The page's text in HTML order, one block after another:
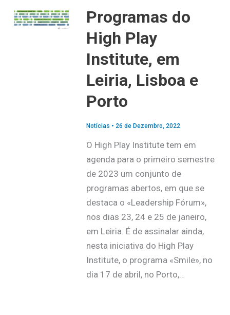
Programas do
High Play
Institute, em
Leiria, Lisboa e
Porto
Notícias • 26 de Dezembro, 2022
O High Play Institute tem em
agenda para o primeiro semestre
de 2023 um conjunto de
programas abertos, em que se
destaca o «Leadership Fórum»,
nos dias 23, 24 e 25 de janeiro,
em Leiria. É de assinalar ainda,
nesta iniciativa do High Play
Institute, o programa «Smile», no
dia 17 de abril, no Porto,…